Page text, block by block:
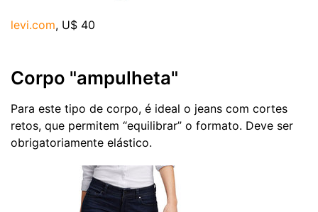
levi.com, U$ 40
Corpo "ampulheta"
Para este tipo de corpo, é ideal o jeans com cortes
retos, que permitem “equilibrar” o formato. Deve ser
obrigatoriamente elástico.